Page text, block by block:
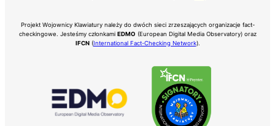
Projekt Wojownicy Klawiatury należy do dwóch sieci zrzeszających organizacje fact-
checkingowe. Jesteśmy członkami EDMO (European Digital Media Observatory) oraz
IFCN (International Fact-Checking Network).